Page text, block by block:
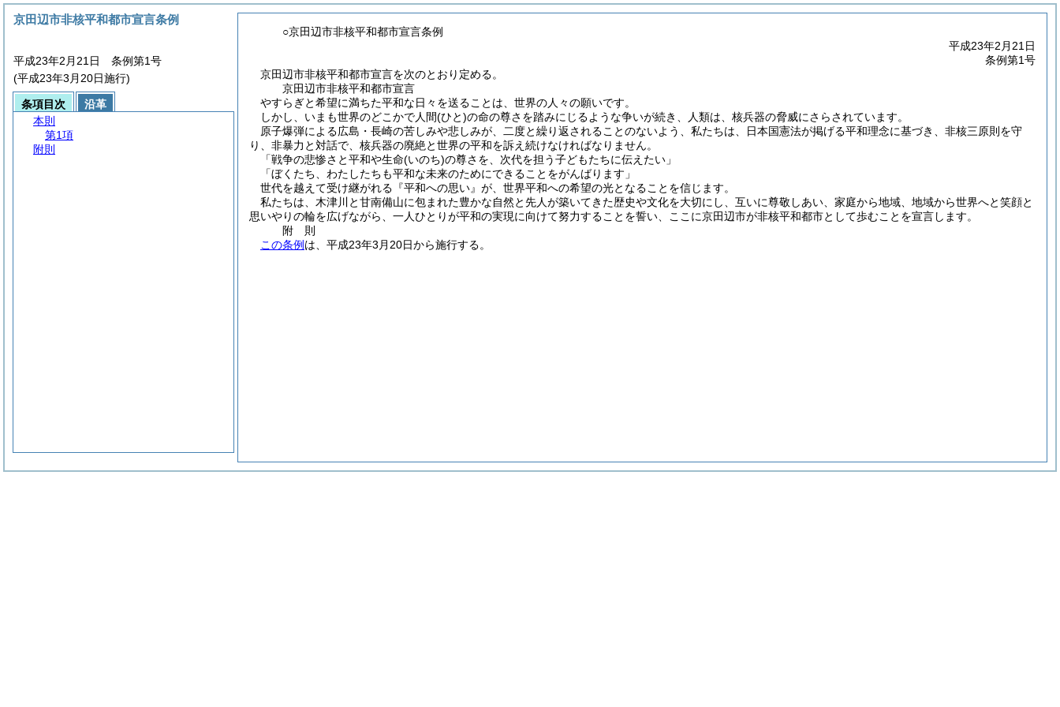
○京田辺市非核平和都市宣言条例
平成23年2月21日
条例第1号
京田辺市非核平和都市宣言を次のとおり定める。
京田辺市非核平和都市宣言
やすらぎと希望に満ちた平和な日々を送ることは、世界の人々の願いです。
しかし、いまも世界のどこかで人間(ひと)の命の尊さを踏みにじるような争いが続き、人類は、核兵器の脅威にさらされています。
原子爆弾による広島・長崎の苦しみや悲しみが、二度と繰り返されることのないよう、私たちは、日本国憲法が掲げる平和理念に基づき、非核三原則を守
り、非暴力と対話で、核兵器の廃絶と世界の平和を訴え続けなければなりません。
「戦争の悲惨さと平和や生命(いのち)の尊さを、次代を担う子どもたちに伝えたい」
「ぼくたち、わたしたちも平和な未来のためにできることをがんばります」
世代を越えて受け継がれる『平和への思い』が、世界平和への希望の光となることを信じます。
私たちは、木津川と甘南備山に包まれた豊かな自然と先人が築いてきた歴史や文化を大切にし、互いに尊敬しあい、家庭から地域、地域から世界へと笑顔と
思いやりの輪を広げながら、一人ひとりが平和の実現に向けて努力することを誓い、ここに京田辺市が非核平和都市として歩むことを宣言します。
附 則
この条例 は、平成23年3月20日から施行する。
京田辺市非核平和都市宣言条例
平成23年2月21日 条例第1号
(平成23年3月20日施行)
条項目次
沿革
本則
第1項
附則